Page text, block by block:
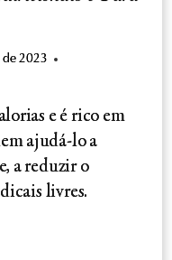
de 2023
e é rico em
ajudá-lo a
a reduzir o
livres.